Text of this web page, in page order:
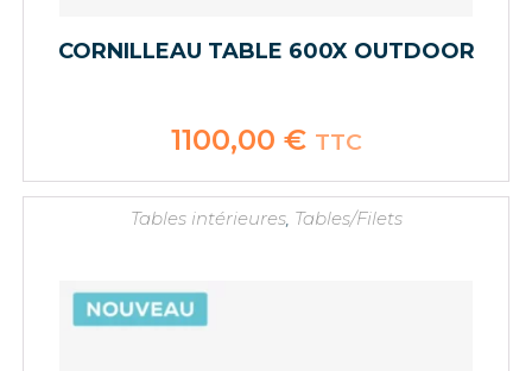
CORNILLEAU TABLE 600X OUTDOOR
1100,00 € TTC
Tables intérieures, Tables/Filets